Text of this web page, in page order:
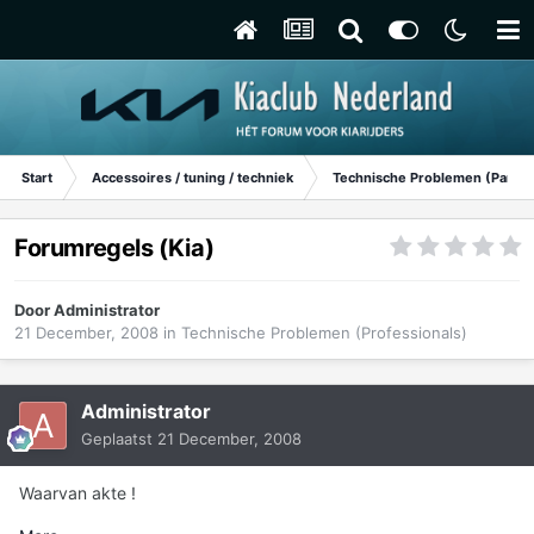
Start Accessoires / tuning / techniek Technische Problemen
Forumregels (Kia)
DoorAdministrator
21 December, 2008 in Technische Problemen (Professionals)
Administrator
Geplaatst 21 December, 2008
Waarvan akte !